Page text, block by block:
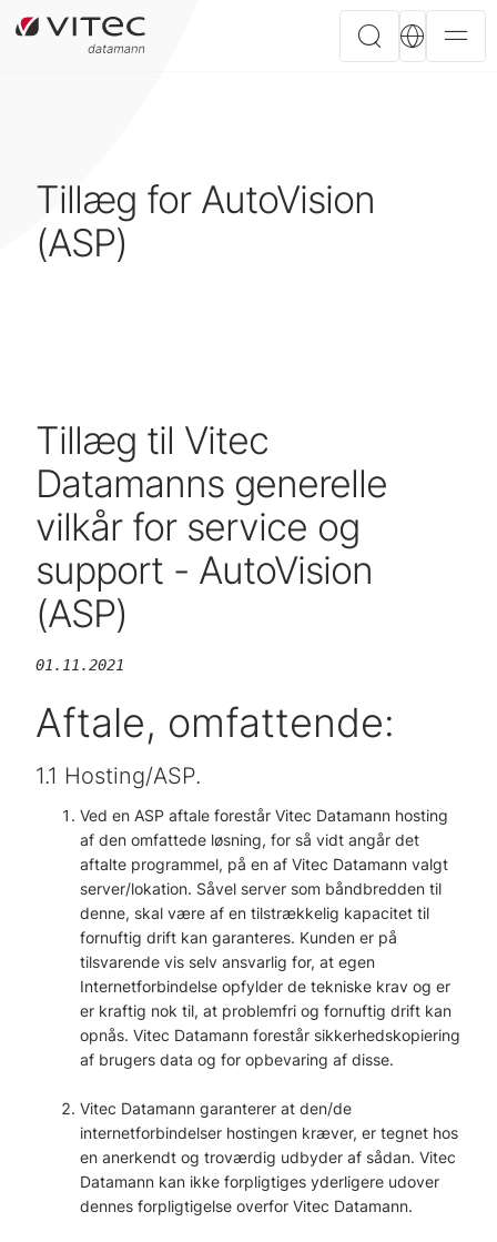
Tillæg for AutoVision
(ASP)
Tillæg til Vitec
Datamanns generelle
vilkår for service og
support - AutoVision
(ASP)
01.11.2021
Aftale, omfattende:
1.1 Hosting/ASP.
Ved en ASP aftale forestår Vitec Datamann hosting
af den omfattede løsning, for så vidt angår det
aftalte programmel, på en af Vitec Datamann valgt
server/lokation. Såvel server som båndbredden til
denne, skal være af en tilstrækkelig kapacitet til
fornuftig drift kan garanteres. Kunden er på
tilsvarende vis selv ansvarlig for, at egen
Internetforbindelse opfylder de tekniske krav og er
er kraftig nok til, at problemfri og fornuftig drift kan
opnås. Vitec Datamann forestår sikkerhedskopiering
af brugers data og for opbevaring af disse.
Vitec Datamann garanterer at den/de
internetforbindelser hostingen kræver, er tegnet hos
en anerkendt og troværdig udbyder af sådan. Vitec
Datamann kan ikke forpligtiges yderligere udover
dennes forpligtigelse overfor Vitec Datamann.